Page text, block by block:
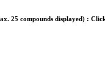
25 compounds displayed) :